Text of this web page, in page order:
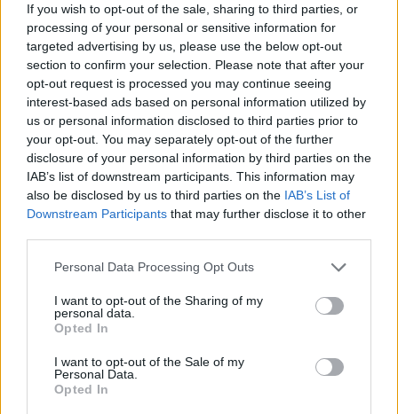
If you wish to opt-out of the sale, sharing to third parties, or
processing of your personal or sensitive information for
targeted advertising by us, please use the below opt-out
section to confirm your selection. Please note that after your
opt-out request is processed you may continue seeing
interest-based ads based on personal information utilized by
us or personal information disclosed to third parties prior to
your opt-out. You may separately opt-out of the further
disclosure of your personal information by third parties on the
IAB’s list of downstream participants. This information may
also be disclosed by us to third parties on the IAB’s List of
Downstream Participants that may further disclose it to other
Personal Data Processing Opt Outs
I want to opt-out of the Sharing of my
personal data.
Opted In
I want to opt-out of the Sale of my
Personal Data.
Opted In
Summer Mode ON! Η LG μετατρέπει κάθε
στιγμή σε απόλυτη gaming εμπειρία!
Ο Geralt επιστρέφει! Πρώτη παρουσίαση του
νέου expansion του The Witcher 3 στη
Gamescom